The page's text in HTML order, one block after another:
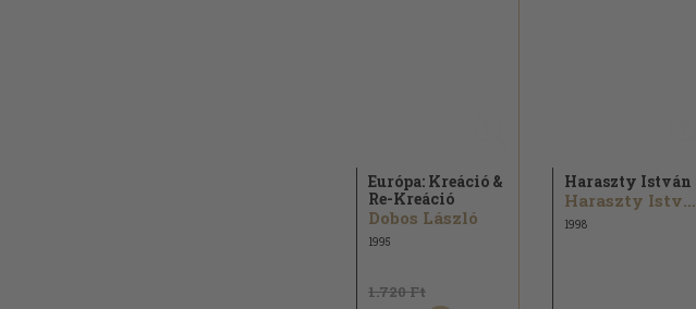
Európa: Kreáció &
Re-Kreáció
Dobos László
1995
1.720 Ft
Haraszty István
Haraszty István
1998